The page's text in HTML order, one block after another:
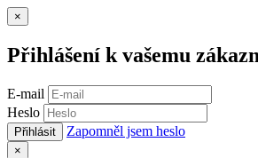
×
Přihlášení k vašemu
E-mail
Heslo
Přihlásit Zapomněl jsem heslo
×